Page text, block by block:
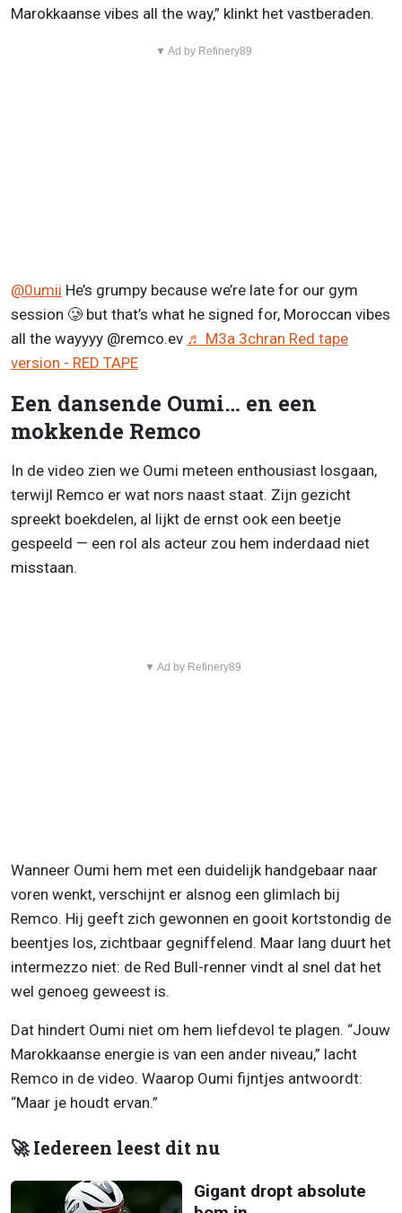
Marokkaanse vibes all the way,” klinkt het vastberaden.
▼ Ad by Refinery89
@0umii He’s grumpy because we’re late for our gym
session 🥲 but that’s what he signed for, Moroccan vibes
all the wayyyy @remco.ev ♬ M3a 3chran Red tape
version - RED TAPE
Een dansende Oumi… en een
mokkende Remco
In de video zien we Oumi meteen enthousiast losgaan,
terwijl Remco er wat nors naast staat. Zijn gezicht
spreekt boekdelen, al lijkt de ernst ook een beetje
gespeeld — een rol als acteur zou hem inderdaad niet
misstaan.
▼ Ad by Refinery89
Wanneer Oumi hem met een duidelijk handgebaar naar
voren wenkt, verschijnt er alsnog een glimlach bij
Remco. Hij geeft zich gewonnen en gooit kortstondig de
beentjes los, zichtbaar gegniffelend. Maar lang duurt het
intermezzo niet: de Red Bull-renner vindt al snel dat het
wel genoeg geweest is.
Dat hindert Oumi niet om hem liefdevol te plagen. “Jouw
Marokkaanse energie is van een ander niveau,” lacht
Remco in de video. Waarop Oumi fijntjes antwoordt:
“Maar je houdt ervan.”
🚀 Iedereen leest dit nu
Gigant dropt absolute